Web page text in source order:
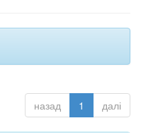
назад 1 далі